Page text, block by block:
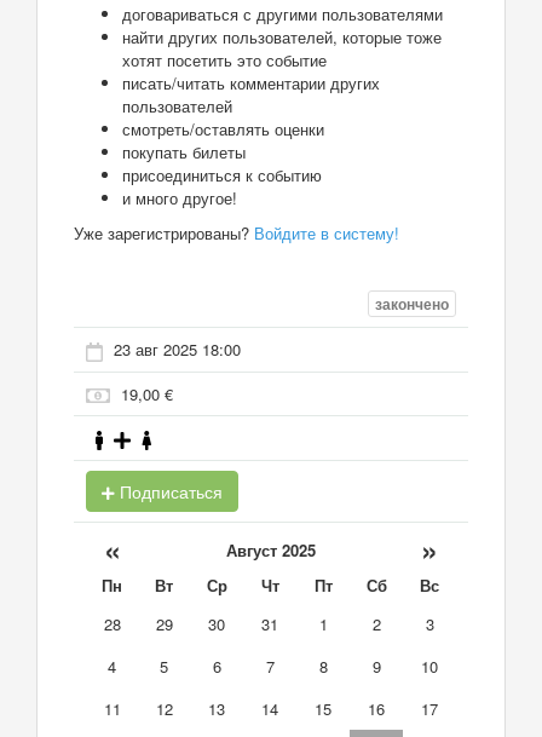
договариваться с другими пользователями
найти других пользователей, которые тоже
хотят посетить это событие
писать/читать комментарии других
пользователей
смотреть/оставлять оценки
покупать билеты
присоединиться к событию
и много другое!
Уже зарегистрированы? Войдите в систему!
закончено
23 авг 2025 18:00
19,00 €
Подписаться
« Август 2025 »
Пн Вт Ср Чт Пт Сб
Вс
28
29 30 31 1 2
3
4
5 6 7 8 9
10
11
12 13 14 15 16
17